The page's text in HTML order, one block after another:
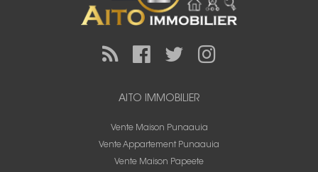
AITO IMMOBILIER
Vente Maison Punaauia
Vente Appartement Punaauia
Vente Maison Papeete